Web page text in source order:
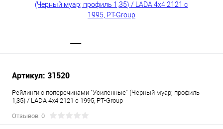
Артикул: 31520
Рейлинги с поперечинами "Усиленные" (Черный муар; профиль
1,35) / LADA 4x4 2121 c 1995, PT-Group
Отзывов: 0